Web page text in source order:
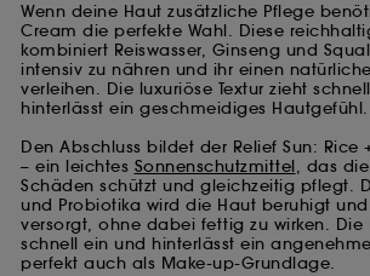
Wenn deine Haut zusätzliche Pflege
Cream die perfekte Wahl. Diese
kombiniert Reiswasser, Ginseng und
intensiv zu nähren und ihr einen
verleihen. Die luxuriöse Textur zieht
hinterlässt ein geschmeidiges Hautgefühl.
Den Abschluss bildet der Relief Sun: Rice
– ein leichtes Sonnenschutzmittel, das
Schäden schützt und gleichzeitig pflegt.
und Probiotika wird die Haut beruhigt
versorgt, ohne dabei fettig zu wirken. Die
schnell ein und hinterlässt ein
perfekt auch als Make-up-Grundlage.